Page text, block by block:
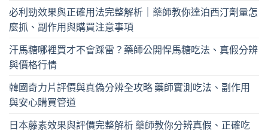
必利勁效果與正確用法完整解析｜藥師教你達泊西汀劑量怎
麼抓、副作用與購買注意事項
汗馬糖哪裡買才不會踩雷？藥師公開悍馬糖吃法、真假分辨
與價格行情
韓國奇力片評價與真偽分辨全攻略 藥師實測吃法、副作用
與安心購買管道
日本藤素效果與評價完整解析 藥師教你分辨真假、正確吃